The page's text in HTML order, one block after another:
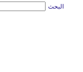
البحث